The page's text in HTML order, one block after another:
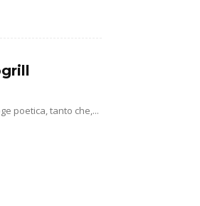
poetica, tanto che,...